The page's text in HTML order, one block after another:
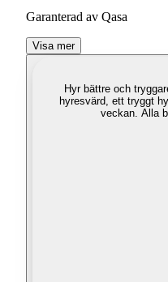
Garanterad av Qasa
Visa mer
Hyr bättre och
hyresvärd, ett tryggt
veckan. Alla